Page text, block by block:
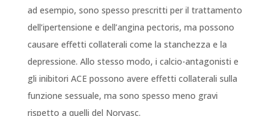
ad esempio, sono spesso prescritti per il trattamento
dell’ipertensione e dell’angina pectoris, ma possono
causare effetti collaterali come la stanchezza e la
depressione. Allo stesso modo, i calcio-antagonisti e
gli inibitori ACE possono avere effetti collaterali sulla
funzione sessuale, ma sono spesso meno gravi
rispetto a quelli del Norvasc.